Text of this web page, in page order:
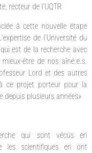
recteur de l’UQTR
à cette nouvelle étape
de l’Université du
est de la recherche avec
être de nos aîné.e.s.
Lord et des autres
à ce projet porteur pour la
depuis plusieurs années»
qui sont vécus en
les scientifiques en ont